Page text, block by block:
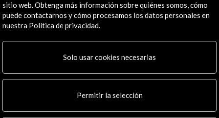
Actividades Relacionadas
sitio web. Obtenga más información sobre quiénes somos, cómo
puede contactarnos y cómo procesamos los datos personales en
nuestra Política de privacidad.
Solo usar cookies necesarias
Permitir la selección